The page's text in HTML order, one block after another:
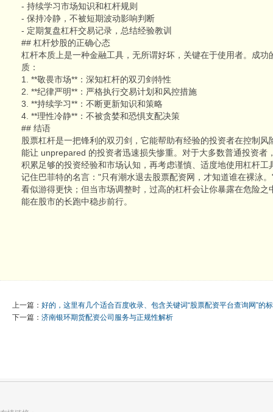
- 持续学习市场知识和杠杆规则
- 保持冷静，不被短期波动影响判断
- 定期复盘杠杆交易记录，总结经验教训
## 杠杆炒股的正确心态
杠杆本质上是一种金融工具，无所谓好坏，关键在于使用者。成功
质：
1. **敬畏市场**：深知杠杆的双刃剑特性
2. **纪律严明**：严格执行交易计划和风控措施
3. **持续学习**：不断更新知识和策略
4. **理性冷静**：不被贪婪和恐惧支配决策
## 结语
股票杠杆是一把锋利的双刃剑，它能帮助有经验的投资者在控制
能让 unprepared 的投资者迅速损失惨重。对于大多数普通投资者
积累足够的投资经验和市场认知，再考虑谨慎、适度地使用杠杆工
记住巴菲特的名言："只有潮水退去股票配资网，才知道谁在裸泳
看似游得更快；但当市场调整时，过高的杠杆会让你暴露在危险之
能在股市的长跑中稳步前行。
上一篇： 好的，这里有几个适合百度收录、包含关键词“股票配资平台查询网”的
下一篇： 济南银环期货配资公司服务与正规性解析